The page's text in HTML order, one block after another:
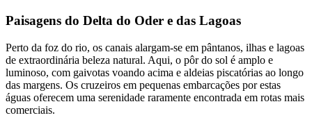
Paisagens do Delta do Oder e das Lagoas
Perto da foz do rio, os canais alargam-se em pântanos, ilhas e lagoas
de extraordinária beleza natural. Aqui, o pôr do sol é amplo e
luminoso, com gaivotas voando acima e aldeias piscatórias ao longo
das margens. Os cruzeiros em pequenas embarcações por estas
águas oferecem uma serenidade raramente encontrada em rotas mais
comerciais.